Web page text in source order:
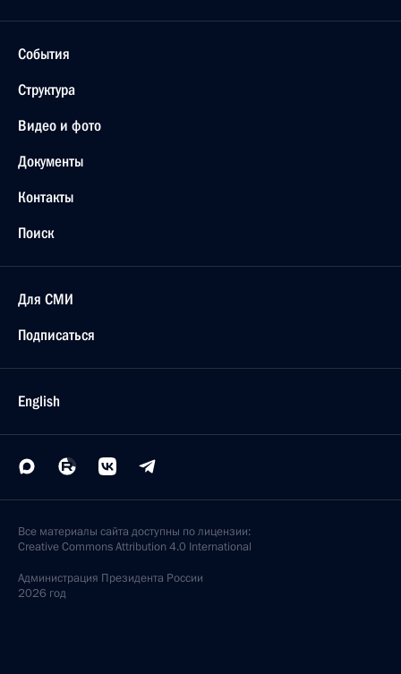
События
Структура
Видео и фото
Документы
Контакты
Поиск
Для СМИ
Подписаться
English
Все материалы сайта доступны по лицензии:
Creative Commons Attribution 4.0 International
Администрация Президента России
2026 год